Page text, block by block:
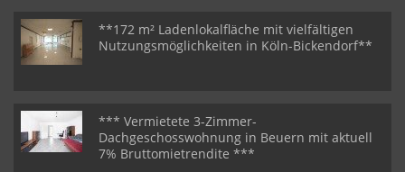
**172 m² Ladenlokalfläche mit vielfältigen
Nutzungsmöglichkeiten in Köln-Bickendorf**
*** Vermietete 3-Zimmer-
Dachgeschosswohnung in Beuern mit aktuell
7% Bruttomietrendite ***